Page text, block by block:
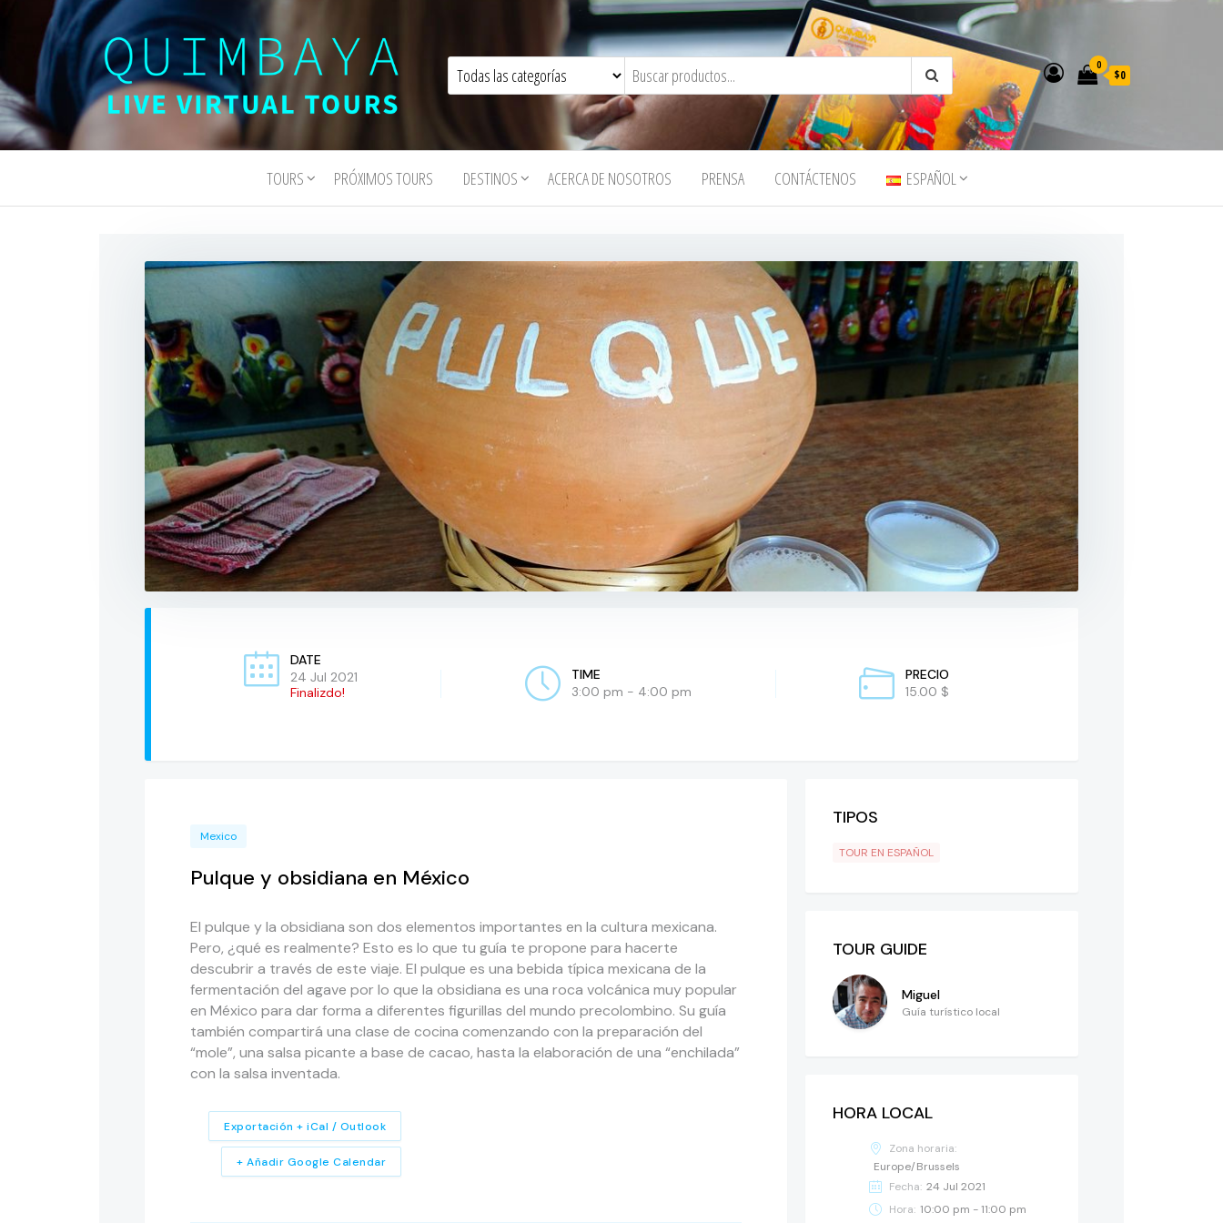
Interactive
0
$0
TOURS PRÓXIMOS TOURS DESTINOS ACERCA DE NOSOTROS PRENSA CONTÁCTENOS ESPAÑOL
DATE
24 Jul 2021
Finalizdo!
TIME
3:00 pm - 4:00 pm
PRECIO
15.00 $
Mexico
Pulque y obsidiana en México
El pulque y la obsidiana son dos elementos importantes en la cultura mexicana.
Pero, ¿qué es realmente? Esto es lo que tu guía te propone para hacerte
descubrir a través de este viaje. El pulque es una bebida típica mexicana de la
fermentación del agave por lo que la obsidiana es una roca volcánica muy popular
en México para dar forma a diferentes figurillas del mundo precolombino. Su guía
también compartirá una clase de cocina comenzando con la preparación del
“mole”, una salsa picante a base de cacao, hasta la elaboración de una “enchilada”
con la salsa inventada.
+ Añadir Google Calendar
Exportación + iCal / Outlook
TIPOS
TOUR EN ESPAÑOL
TOUR GUIDE
Miguel
Guía turístico local
HORA LOCAL
Zona horaria:
Europe/Brussels
Fecha: 24 Jul 2021
Hora: 10:00 pm - 11:00 pm